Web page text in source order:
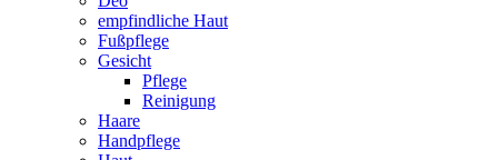
empfindliche Haut
Fußpflege
Gesicht
Pflege
Reinigung
Haare
Handpflege